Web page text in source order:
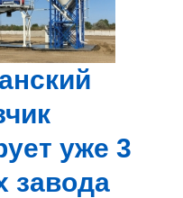
уже 3
завода